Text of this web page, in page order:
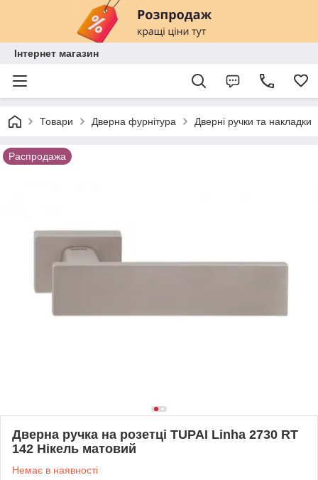
Інтернет магазин
Товари Дверна фурнітура Дверні ручки та накладки
Распродажа
Дверна ручка на розетці TUPAI Linha 2730 RT
142 Нікель матовий
Немає в наявності